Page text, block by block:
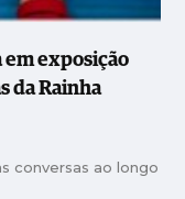
em exposição
da Rainha
conversas ao longo